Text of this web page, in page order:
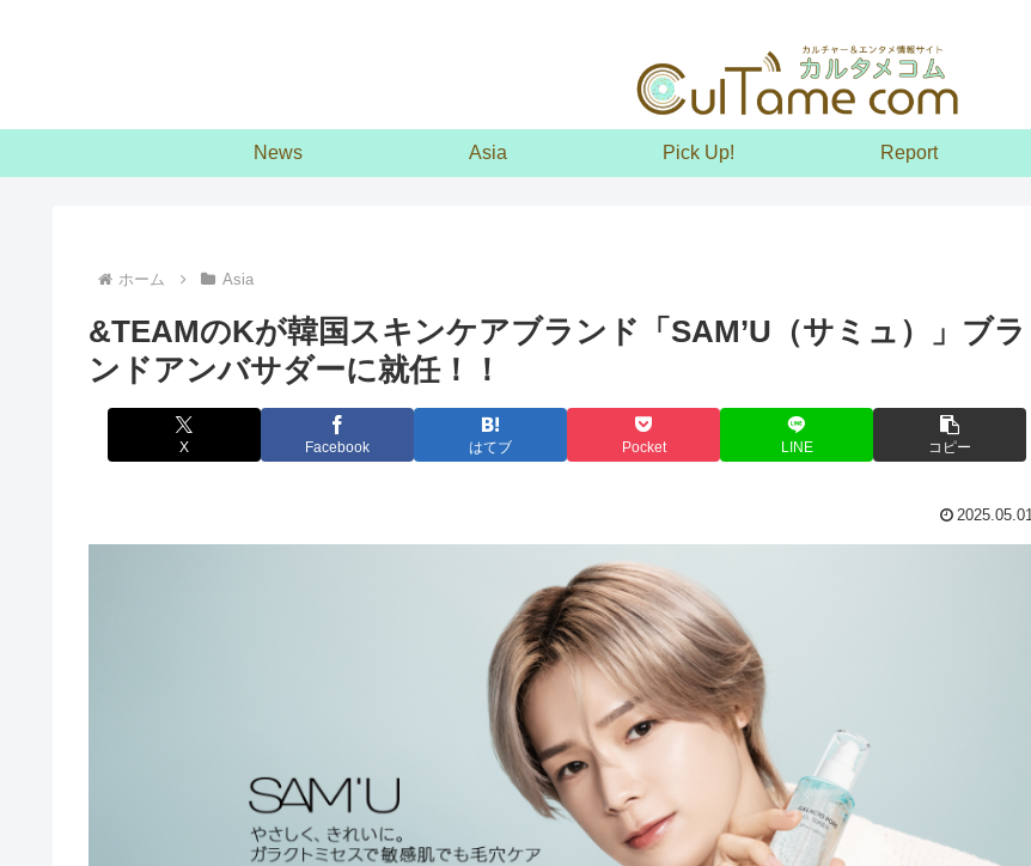
News Asia Pick Up! Report
ホーム Asia
&TEAMのKが韓国スキンケアブランド「SAM’U（サミュ）」ブラ
ンドアンバサダーに就任！！
X Facebook はてブ Pocket LINE コピー
2025.05.01